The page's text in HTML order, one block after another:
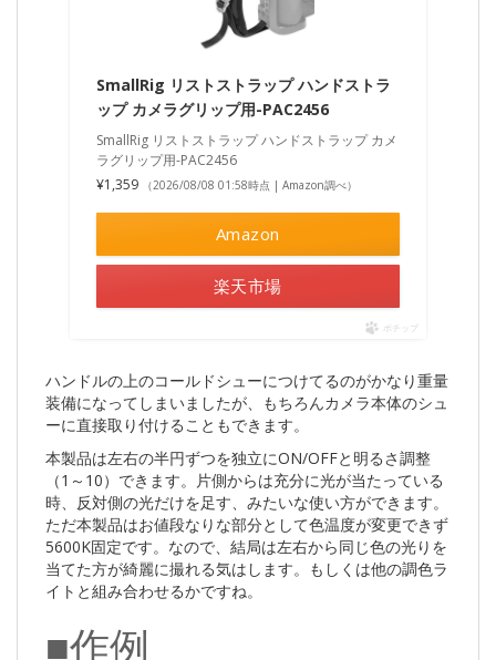
SmallRig リストストラップ ハンドストラ
ップ カメラグリップ用-PAC2456
SmallRig リストストラップ ハンドストラップ カメ
ラグリップ用-PAC2456
¥1,359
（2026/08/08 01:58時点 | Amazon調べ）
Amazon
楽天市場
ポチップ
ハンドルの上のコールドシューにつけてるのがかなり重量
装備になってしまいましたが、もちろんカメラ本体のシュ
ーに直接取り付けることもできます。
本製品は左右の半円ずつを独立にON/OFFと明るさ調整
（1～10）できます。片側からは充分に光が当たっている
時、反対側の光だけを足す、みたいな使い方ができます。
ただ本製品はお値段なりな部分として色温度が変更できず
5600K固定です。なので、結局は左右から同じ色の光りを
当てた方が綺麗に撮れる気はします。もしくは他の調色ラ
イトと組み合わせるかですね。
■作例